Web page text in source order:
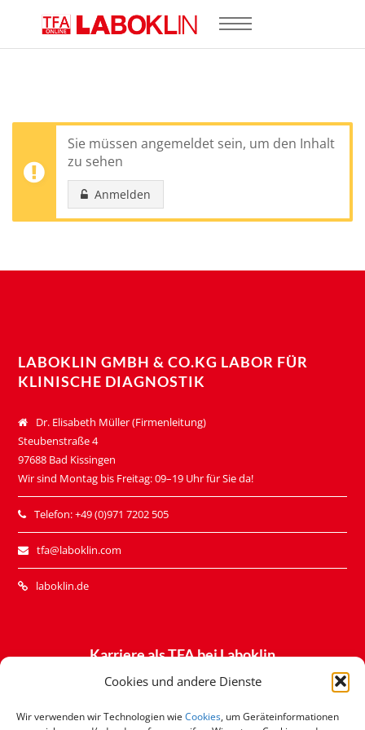
Cookies und andere Dienste
Wir verwenden wir Technologien wie Cookies, um Geräteinformationen
Sie müssen angemeldet sein, um den Inhalt
zu sehen
Anmelden
LABOKLIN GMBH & CO.KG LABOR FÜR
KLINISCHE DIAGNOSTIK
Dr. Elisabeth Müller (Firmenleitung)
Steubenstraße 4
97688 Bad Kissingen
Wir sind Montag bis Freitag: 09–19 Uhr für Sie da!
Telefon: +49 (0)971 7202 505
tfa@laboklin.com
laboklin.de
Karriere als TFA bei Laboklin
– Alle Stellenausschreibungen